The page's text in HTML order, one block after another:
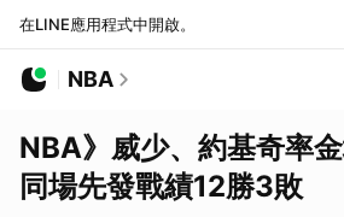
在LINE應用程式中開啟。
NBA
NBA》威少、約基奇率
同場先發戰績12勝3敗